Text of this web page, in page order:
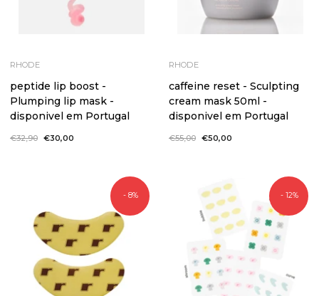
RHODE
peptide lip boost -
Plumping lip mask -
disponivel em Portugal
Preço
€32,90 Preço
€30,00
RHODE
caffeine reset - Sculpting
cream mask 50ml -
disponivel em Portugal
Preço
€55,00 Preço
€50,00
- 8% - 12%